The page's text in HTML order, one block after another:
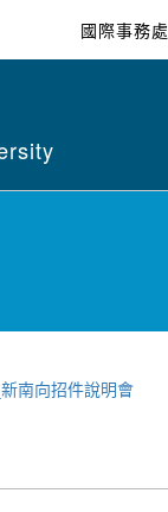
國際事務處
南向招件說明會